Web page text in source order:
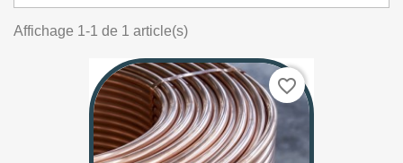
Affichage 1-1 de 1 article(s)
favorite_border